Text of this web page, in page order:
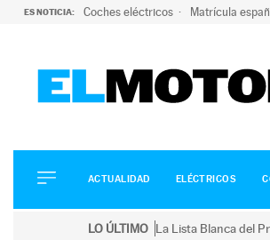
ES NOTICIA: Coches eléctricos Matrícula
ELÉCTRICOS
CONDUCIR
ACTUALIDAD ELÉCTRICOS
LO ÚLTIMO La Lista Blanca del